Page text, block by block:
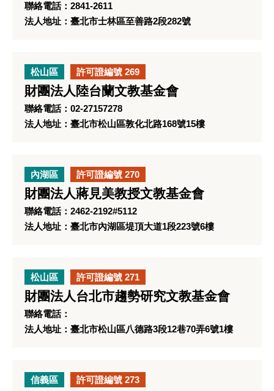
聯絡電話：2841-2611
法人地址：臺北市士林區至善路2段282號
松山區 許可證編號 269
財團法人陸台蘭文教基金會
聯絡電話：02-27157278
法人地址：臺北市松山區敦化北路168號15樓
內湖區 許可證編號 270
財團法人蔣見美教授文教基金會
聯絡電話：2462-2192#5112
法人地址：臺北市內湖區堤頂大道1段223號6樓
松山區 許可證編號 271
財團法人台北市趨勢研究文教基金會
聯絡電話：
法人地址：臺北市松山區八德路3段12巷70弄6號1樓
信義區 許可證編號 273